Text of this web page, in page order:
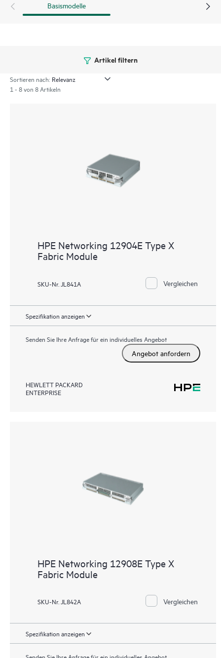
Basismodelle
Artikel filtern
Sortieren nach:
1 - 8 von 8 Artikeln
HPE Networking 12904E Type X
Fabric Module
SKU-Nr. JL841A Vergleichen
Spezifikation anzeigen
Senden Sie Ihre Anfrage für ein individuelles Angebot
Angebot anfordern
HEWLETT PACKARD
ENTERPRISE
HPE Networking 12908E Type X
Fabric Module
SKU-Nr. JL842A Vergleichen
Spezifikation anzeigen